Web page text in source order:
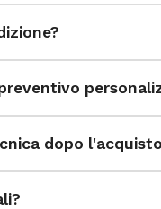
dopo